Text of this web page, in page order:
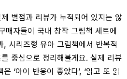
별점과 리뷰가 누적되어 있지는 않
매자들이 국내 창작 그림책 세트에
, 시리즈형 유아 그림책에서 반복적
중심으로 정리해볼게요. 실제 리뷰
‘아이 반응이 좋았다’, ‘읽고 또 읽